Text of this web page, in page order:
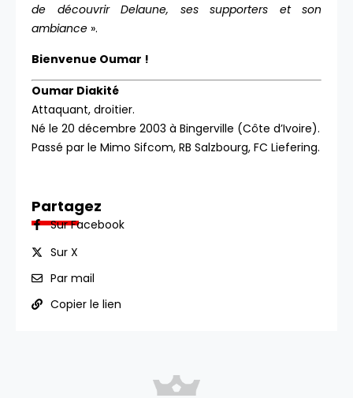
de découvrir Delaune, ses supporters et son
ambiance ».
Bienvenue Oumar !
Oumar Diakité
Attaquant, droitier.
Né le 20 décembre 2003 à Bingerville (Côte d’Ivoire).
Passé par le Mimo Sifcom, RB Salzbourg, FC Liefering.
Partagez
Sur Facebook
Sur X
Par mail
Copier le lien